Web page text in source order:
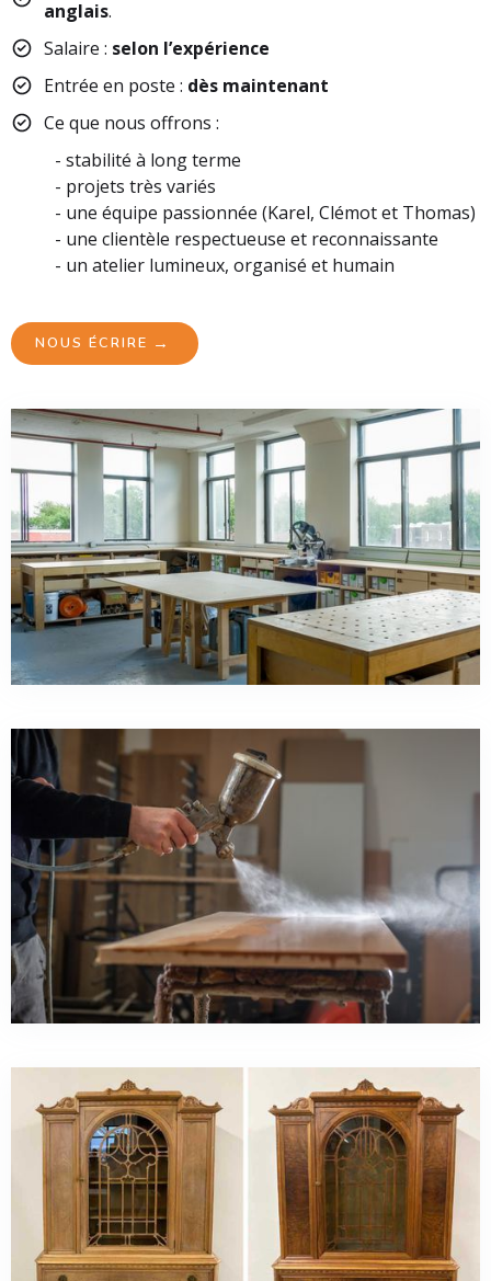
anglais.
Salaire : selon l’expérience
Entrée en poste : dès maintenant
Ce que nous offrons :
- stabilité à long terme
- projets très variés
- une équipe passionnée (Karel, Clémot et Thomas)
- une clientèle respectueuse et reconnaissante
- un atelier lumineux, organisé et humain
NOUS ÉCRIRE →